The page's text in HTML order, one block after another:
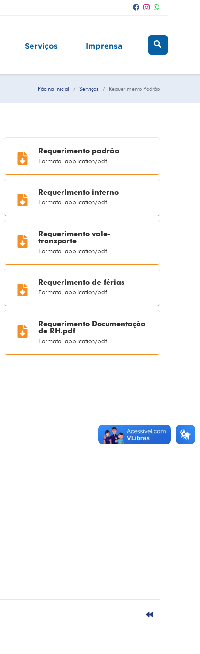
Serviços Imprensa
Página Inicial Serviços Requerimento Padrão
Requerimento padrão
Formato: application/pdf
Requerimento interno
Formato: application/pdf
Requerimento vale-
transporte
Formato: application/pdf
Requerimento de férias
Formato: application/pdf
Requerimento Documentação
de RH.pdf
Formato: application/pdf